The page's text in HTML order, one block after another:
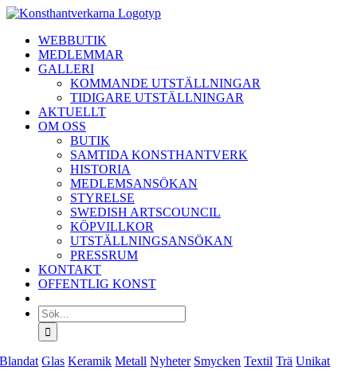
Fortsätt
innehålletWEBBUTIK
MEDLEMMAR
GALLERI
KOMMANDE UTSTÄLLNINGAR
TIDIGARE UTSTÄLLNINGAR
AKTUELLT
OM OSS
BUTIK
SAMTIDA KONSTHANTVERK
HISTORIA
MEDLEMSANSÖKAN
STYRELSE
SWEDISH ARTSCOUNCIL
KÖPVILLKOR
UTSTÄLLNINGSANSÖKAN
PRESSRUM
KONTAKT
OFFENTLIG KONST
Sök
efter:
Blandat Glas Keramik Metall Nyheter Smycken Textil Trä Unikat